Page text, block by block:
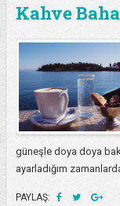
Kahve
güneşle doya doya
ayarladığım
PAYLAŞ: